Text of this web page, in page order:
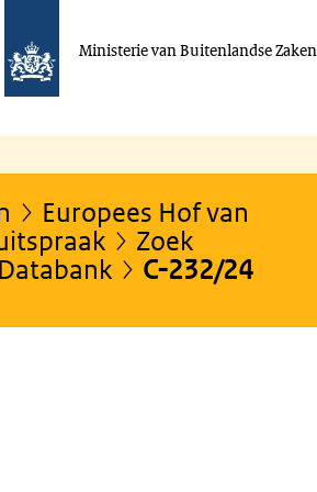
Ministerie van Buitenlandse Zaken
Europees Hof van
Zoek
C-232/24